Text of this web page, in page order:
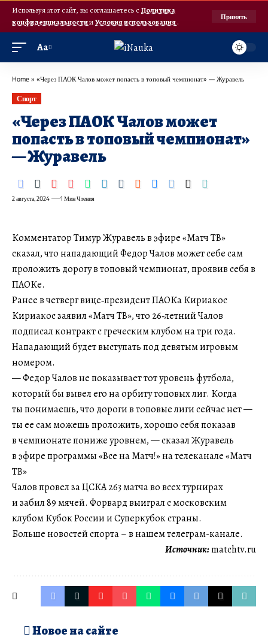
Используя этот сайт, вы соглашаетесь с Политика
конфиденциальностииУсловия использования.
Принять
Аа
Home » «Через ПАОК Чалов может попасть в топовый чемпионат» — Журавель
Спорт
«Через ПАОК Чалов может
попасть в топовый чемпионат»
— Журавель
2 августа, 2024 1 Мин Чтения
Комментатор Тимур Журавель в эфире «Матч ТВ»
сказал, что нападающий Федор Чалов может себе сам
проложить дорогу в топовый чемпионат, проявив себя в
ПАОКе.
Ранее в четверг вице‑президент ПАОКа Кириакос
Кириакос заявил «Матч ТВ», что 26‑летний Чалов
подписал контракт с греческим клубом на три года.
Нападающий будет выступать под девятым игровым
номером.
— Федор Чалов не показывает тот уровень футбола,
который бы вывел его на орбиту топовых лиг. Когда
ты понимаешь, что дороги в топовые лиги сейчас нет —
ты ее сам можешь проложить, хорошо себя показав
в чемпионате пониже уровнем, — сказал Журавель
в эфире программы «Все на Матч!» на телеканале «Матч
ТВ»
Чалов провел за ЦСКА 263 матча во всех турнирах
и забил 89 мячей. Форвард выиграл с московским
клубом Кубок России и Суперкубок страны.
Больше новостей спорта – в нашем телеграм-канале.
Источник:matchtv.ru
Новое на сайте